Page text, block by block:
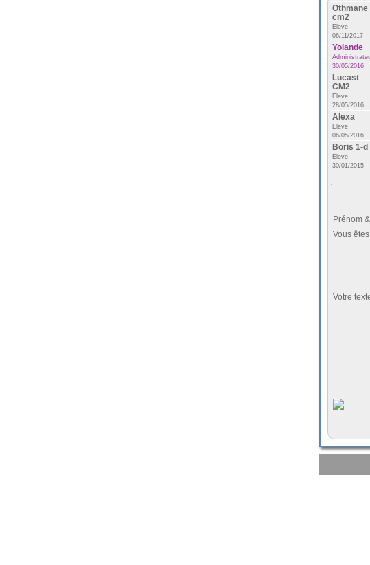
Othmane
cm2
Eleve
06/11/2017
Yolande
30/05/2016
Lucast
CM2
Eleve
28/05/2016
Alexa
Eleve
06/05/2016
Boris 1-d
Eleve
30/01/2015
Prénom
Vous êtes
Votre